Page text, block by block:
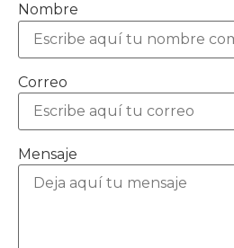
Nombre
Correo
Mensaje